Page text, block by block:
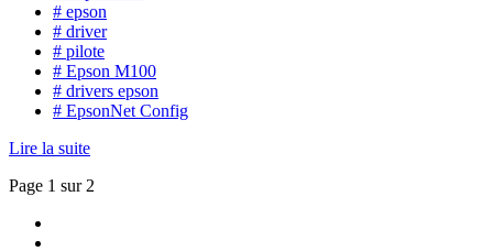
# epson
# driver
# pilote
# Epson M100
# drivers epson
# EpsonNet Config
Lire la suite
Page 1 sur 2